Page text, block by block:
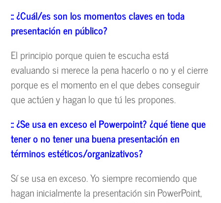
::¿Cuál/es son los momentos claves en toda
presentación en público?
El principio porque quien te escucha está
evaluando si merece la pena hacerlo o no y el cierre
porque es el momento en el que debes conseguir
que actúen y hagan lo que tú les propones.
::¿Se usa en exceso el Powerpoint?¿quétiene que
tener o no tener una buena presentación en
términos estéticos/organizativos?
Sí se usa en exceso. Yo siempre recomiendo que
hagan inicialmente la presentación sin PowerPoint,